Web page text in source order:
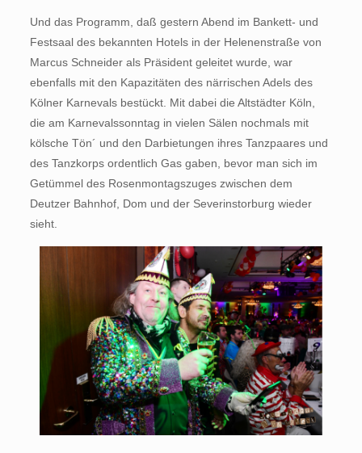
Und das Programm, daß gestern Abend im Bankett- und
Festsaal des bekannten Hotels in der Helenenstraße von
Marcus Schneider als Präsident geleitet wurde, war
ebenfalls mit den Kapazitäten des närrischen Adels des
Kölner Karnevals bestückt. Mit dabei die Altstädter Köln,
die am Karnevalssonntag in vielen Sälen nochmals mit
kölsche Tön´ und den Darbietungen ihres Tanzpaares und
des Tanzkorps ordentlich Gas gaben, bevor man sich im
Getümmel des Rosenmontagszuges zwischen dem
Deutzer Bahnhof, Dom und der Severinstorburg wieder
sieht.